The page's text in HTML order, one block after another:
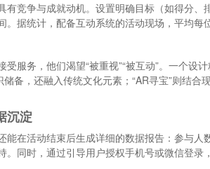
有竞争与成就动机。设置明确目标（如得分
。据统计，配备互动系统的活动现场，平均每
服务，他们渴望“被重视”“被互动”。一个设
储备，还融入传统文化元素；“AR寻宝”则结
沉淀
能在活动结束后生成详细的数据报告：参与
。同时，通过引导用户授权手机号或微信登录